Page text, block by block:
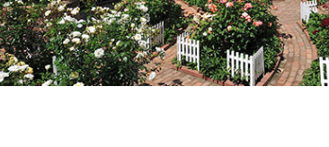
アラン・ティッチマーシュ